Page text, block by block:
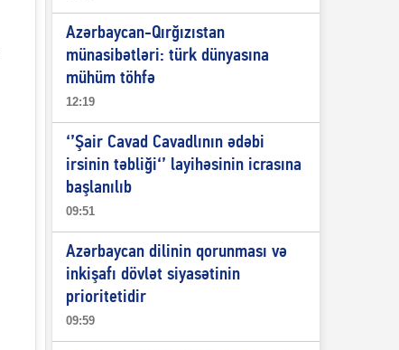
Azərbaycan-Qırğızıstan
münasibətləri: türk dünyasına
mühüm töhfə
12:19
‘’Şair Cavad Cavadlının ədəbi
irsinin təbliği‘’ layihəsinin icrasına
başlanılıb
09:51
Azərbaycan dilinin qorunması və
inkişafı dövlət siyasətinin
prioritetidir
09:59